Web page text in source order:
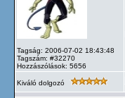
Tagság: 2006-07-02 18:43:48
Tagszám: #32270
Hozzászólások: 5656
Kiváló dolgozó